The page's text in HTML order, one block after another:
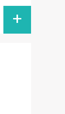
+